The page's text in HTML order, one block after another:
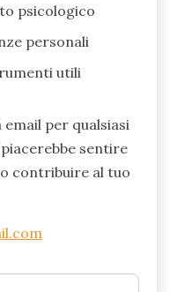
psicologico
personali
utili
per qualsiasi
sentire
contribuire al tuo